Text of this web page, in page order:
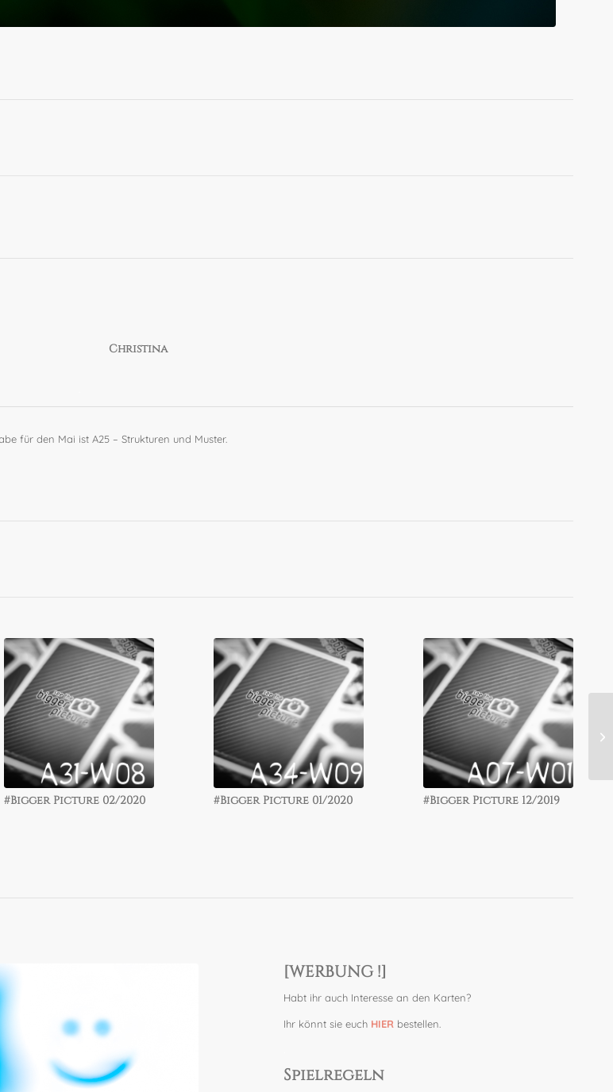
Christina
für den Mai ist A25 – Strukturen und Muster.
#Bigger Picture 02/2020 #Bigger Picture 01/2020 #Bigger Picture 12/2019
#Bigger Picture 09/2019 #Bigger Picture 08/2019 #Bigger Picture 07/2019
[WERBUNG !]
Habt ihr auch Interesse an den Karten?
Ihr könnt sie euch HIER bestellen.
Spielregeln